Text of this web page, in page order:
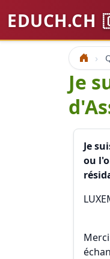
EDUCH.CH
Accueil
Je
Je
ou